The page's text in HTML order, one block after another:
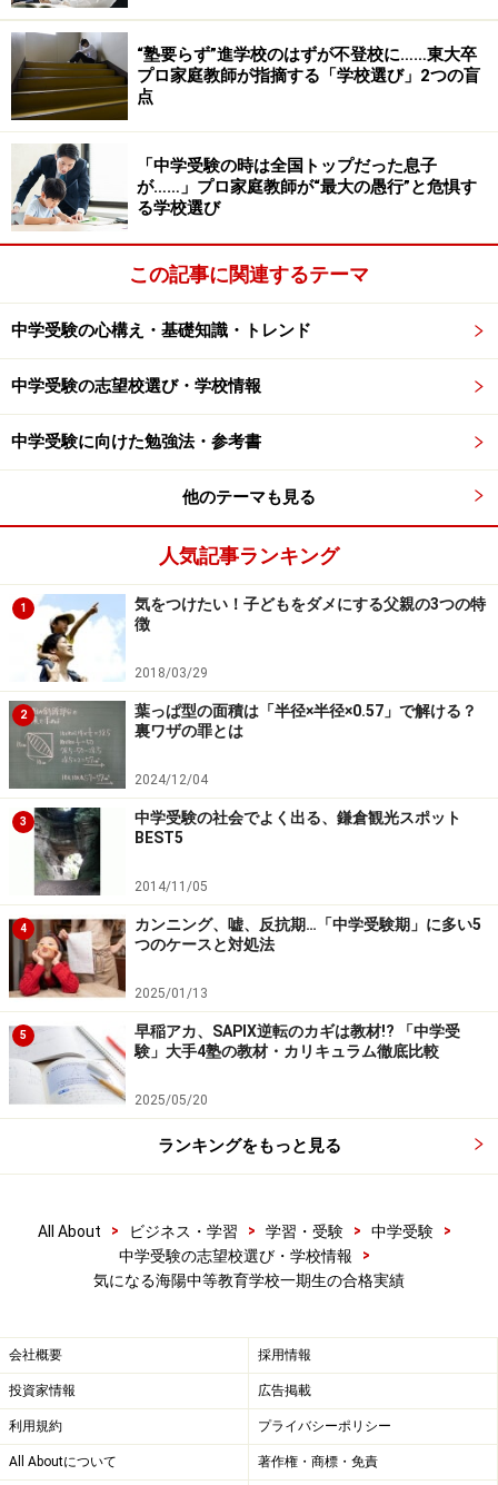
“塾要らず”進学校のはずが不登校に……東大卒
プロ家庭教師が指摘する「学校選び」2つの盲
点
「中学受験の時は全国トップだった息子
が……」プロ家庭教師が“最大の愚行”と危惧す
る学校選び
この記事に関連するテーマ
中学受験の心構え・基礎知識・トレンド
中学受験の志望校選び・学校情報
中学受験に向けた勉強法・参考書
他のテーマも見る
人気記事ランキング
1
気をつけたい！子どもをダメにする父親の3つの特
徴
2018/03/29
2
葉っぱ型の面積は「半径×半径×0.57」で解ける？
裏ワザの罪とは
2024/12/04
3
中学受験の社会でよく出る、鎌倉観光スポット
BEST5
2014/11/05
4
カンニング、嘘、反抗期…「中学受験期」に多い5
つのケースと対処法
2025/01/13
5
早稲アカ、SAPIX逆転のカギは教材!? 「中学受
験」大手4塾の教材・カリキュラム徹底比較
2025/05/20
ランキングをもっと見る
All About > ビジネス・学習 > 学習・受験 > 中学受験
>
中学受験の志望校選び・学校情報
>
気になる海陽中等教育学校一期生の合格実績
会社概要 採用情報
投資家情報 広告掲載
利用規約 プライバシーポリシー
All Aboutについて 著作権・商標・免責